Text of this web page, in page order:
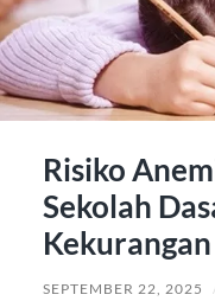
Risiko
Sekolah
SEPTEMBER 22, 2025